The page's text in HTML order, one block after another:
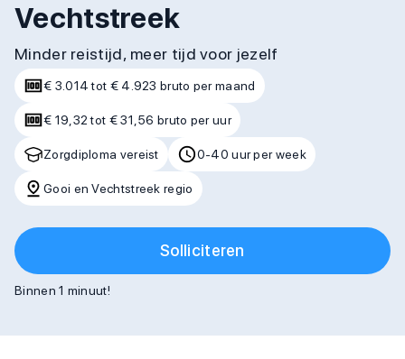
Vechtstreek
Minder reistijd, meer tijd voor jezelf
€ 3.014 tot € 4.923 bruto per maand
€ 19,32 tot € 31,56 bruto per uur
Zorgdiploma vereist 0-40 uur per week
Gooi en Vechtstreek regio
Solliciteren
Binnen 1 minuut!